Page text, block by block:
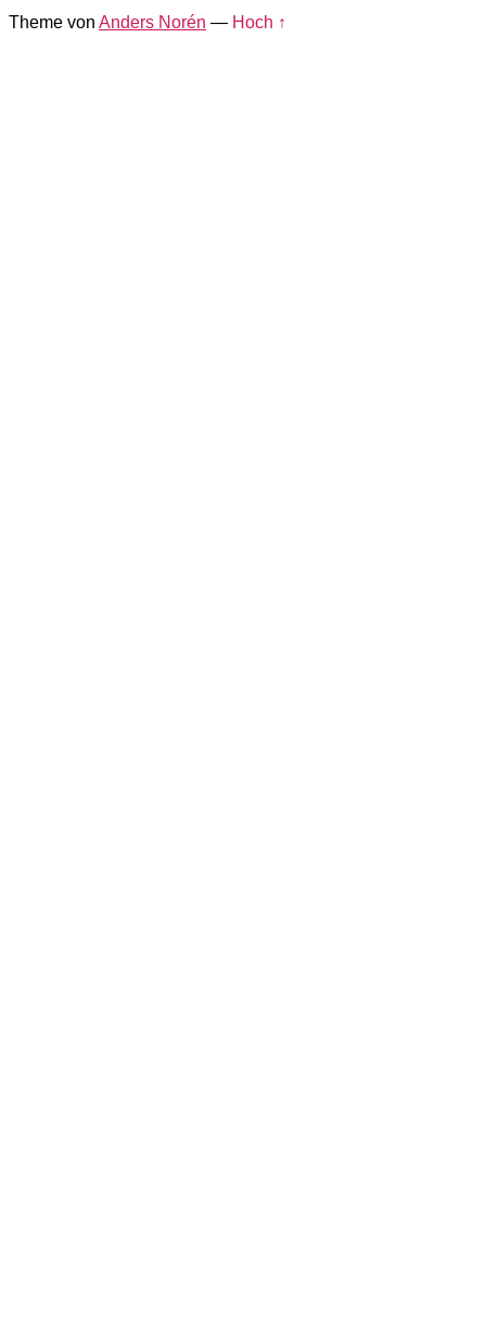
Theme von Anders Norén — Hoch ↑